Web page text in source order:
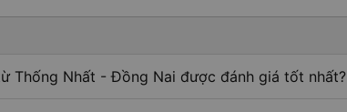
Thống Nhất - Đồng Nai được đánh giá tốt nhất?